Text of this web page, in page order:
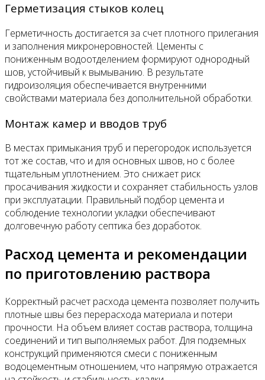
Герметизация стыков колец
Герметичность достигается за счет плотного прилегания
и заполнения микронеровностей. Цементы с
пониженным водоотделением формируют однородный
шов, устойчивый к вымыванию. В результате
гидроизоляция обеспечивается внутренними
свойствами материала без дополнительной обработки.
Монтаж камер и вводов труб
В местах примыкания труб и перегородок используется
тот же состав, что и для основных швов, но с более
тщательным уплотнением. Это снижает риск
просачивания жидкости и сохраняет стабильность узлов
при эксплуатации. Правильный подбор цемента и
соблюдение технологии укладки обеспечивают
долговечную работу септика без доработок.
Расход цемента и рекомендации
по приготовлению раствора
Корректный расчет расхода цемента позволяет получить
плотные швы без перерасхода материала и потери
прочности. На объем влияет состав раствора, толщина
соединений и тип выполняемых работ. Для подземных
конструкций применяются смеси с пониженным
водоцементным отношением, что напрямую отражается